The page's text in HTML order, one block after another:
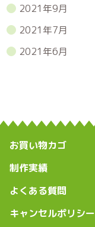
2021年9月
2021年7月
2021年6月
お買い物カゴ
制作実績
よくある質問
キャンセルポリシー